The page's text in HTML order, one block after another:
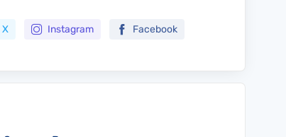
X Instagram Facebook